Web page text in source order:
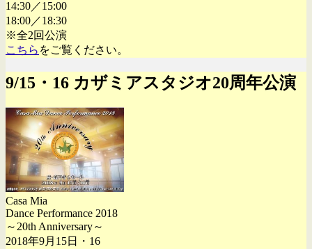
14:30／15:00
18:00／18:30
※全2回公演
こちら をご覧ください。
9/15・16 カザミアスタジオ20周年公演
Casa Mia
Dance Performance 2018
～20th Anniversary～
2018年9月15日・16